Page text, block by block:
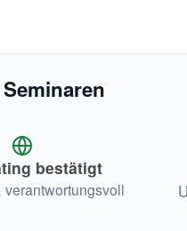
bestätigt